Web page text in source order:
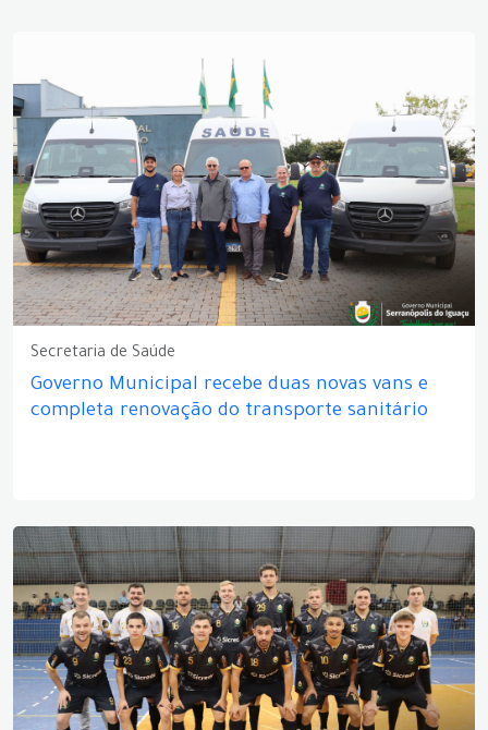
Secretaria de Saúde
Governo Municipal recebe duas novas vans e
completa renovação do transporte sanitário